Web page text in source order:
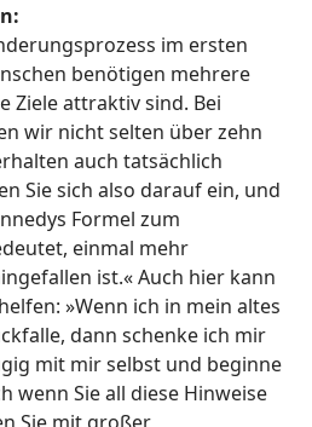
im ersten
benötigen mehrere
Ziele attraktiv sind. Bei
wir nicht selten über zehn
auch tatsächlich
Sie sich also darauf ein, und
Formel zum
einmal mehr
ist.« Auch hier kann
»Wenn ich in mein altes
dann schenke ich mir
mit mir selbst und beginne
wenn Sie all diese Hinweise
Sie mit großer